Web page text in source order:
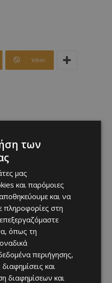
Viber
οι κεντρικοί κυνηγοί… Νίκη
του Κέρκεζ
08/2026
των
μας
και παρόμοιες
και να
πληροφορίες στη
όπως τη
περιήγησης,
και
διαφημίσεων και